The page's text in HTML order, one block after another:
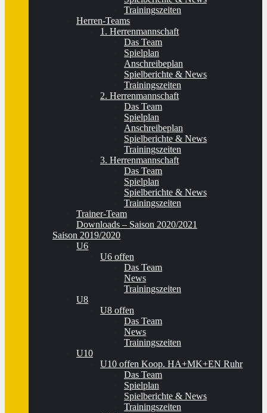
Trainingszeiten
Herren-Teams
1. Herrenmannschaft
Das Team
Spielplan
Anschreibeplan
Spielberichte & News
Trainingszeiten
2. Herrenmannschaft
Das Team
Spielplan
Anschreibeplan
Spielberichte & News
Trainingszeiten
3. Herrenmannschaft
Das Team
Spielplan
Spielberichte & News
Trainingszeiten
Trainer-Team
Downloads – Saison 2020/2021
Saison 2019/2020
U6
U6 offen
Das Team
News
Trainingszeiten
U8
U8 offen
Das Team
News
Trainingszeiten
U10
U10 offen Koop. HA+MK+EN Ruhr
Das Team
Spielplan
Spielberichte & News
Trainingszeiten